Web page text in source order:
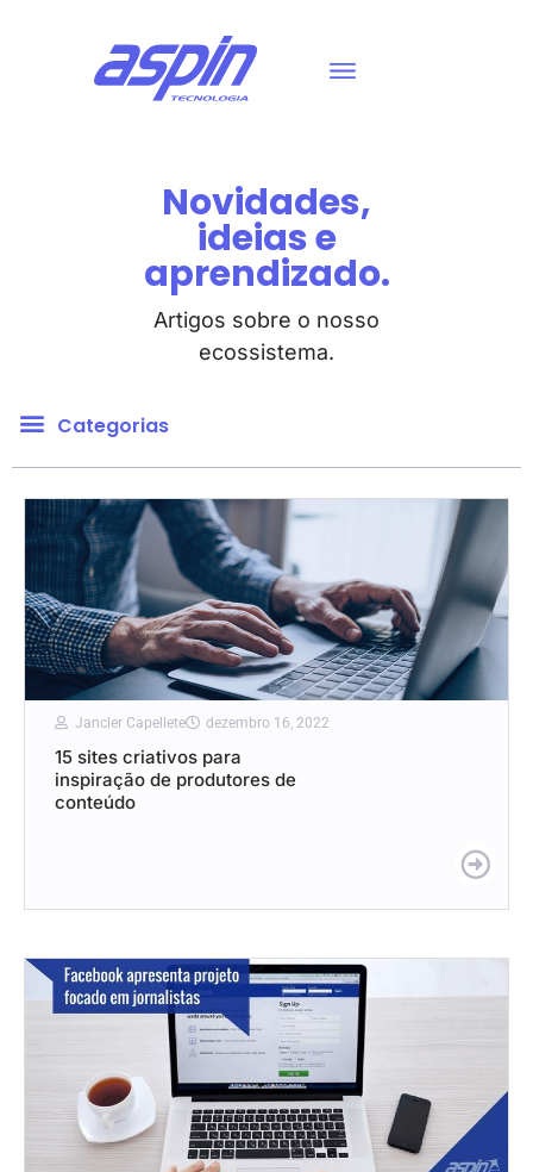
Novidades,
ideias e
aprendizado.
Artigos sobre o nosso
ecossistema.
Categorias
Jancler Capellete dezembro 16, 2022
15 sites criativos para
inspiração de produtores de
conteúdo